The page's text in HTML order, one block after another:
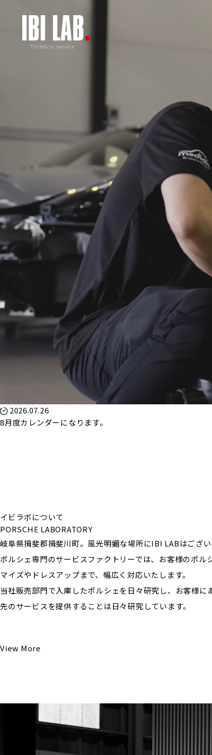
2026.07.26
8月度カレンダーになります。
イビラボについて
PORSCHE LABORATORY
岐阜県揖斐郡揖斐川町。風光明媚な場所にIBI LABはござい
ポルシェ専門のサービスファクトリーでは、お客様のポ
マイズやドレスアップまで、幅広く対応いたします。
当社販売部門で入庫したポルシェを日々研究し、お客様
先のサービスを提供することは日々研究しています。
View More